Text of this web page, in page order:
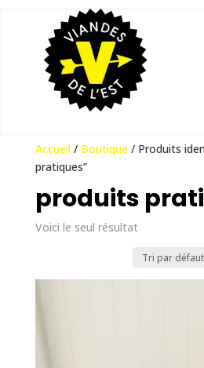
Accueil/ Boutique/ Produits
pratiques”
produits
Voici le seul résultat